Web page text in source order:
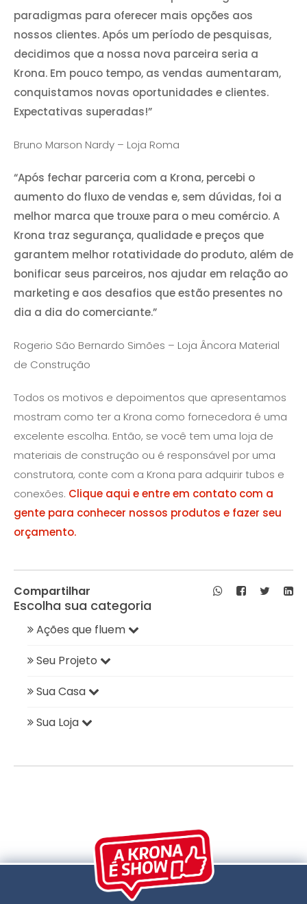
paradigmas para oferecer mais opções aos
nossos clientes. Após um período de pesquisas,
decidimos que a nossa nova parceira seria a
Krona. Em pouco tempo, as vendas aumentaram,
conquistamos novas oportunidades e clientes.
Expectativas superadas!”
Bruno Marson Nardy – Loja Roma
“Após fechar parceria com a Krona, percebi o
aumento do fluxo de vendas e, sem dúvidas, foi a
melhor marca que trouxe para o meu comércio. A
Krona traz segurança, qualidade e preços que
garantem melhor rotatividade do produto, além de
bonificar seus parceiros, nos ajudar em relação ao
marketing e aos desafios que estão presentes no
dia a dia do comerciante.”
Rogerio São Bernardo Simões – Loja Âncora Material
de Construção
Todos os motivos e depoimentos que apresentamos
mostram como ter a Krona como fornecedora é uma
excelente escolha. Então, se você tem uma loja de
materiais de construção ou é responsável por uma
construtora, conte com a Krona para adquirir tubos e
conexões. Clique aqui e entre em contato com a
gente para conhecer nossos produtos e fazer seu
orçamento.
Compartilhar
Escolha sua categoria
Ações que fluem
Seu Projeto
Sua Casa
Sua Loja